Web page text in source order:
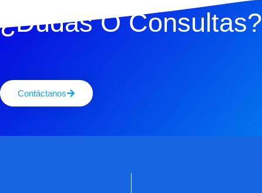
¿Dudas O Consultas?
Contáctanos